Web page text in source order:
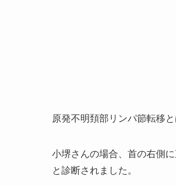
原発不明頚部リンパ節転移
小堺さんの場合、首の右側
と診断されました。